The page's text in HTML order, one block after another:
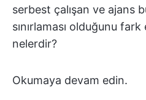
serbest çalışan ve ajans
sınırlaması olduğunu
nelerdir?
Okumaya devam edin.